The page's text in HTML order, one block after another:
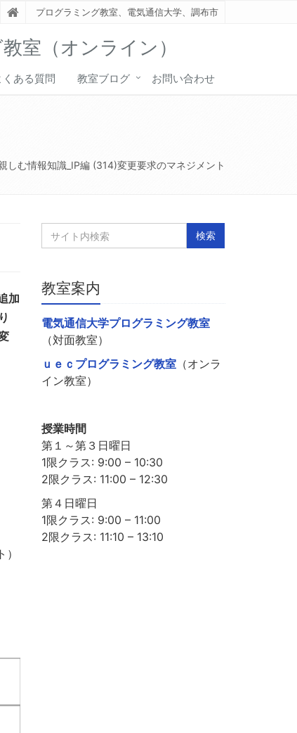
プログラミング教室、電気通信大学、調布市
室（オンライン）
くある質問 教室ブログ お問い合わせ
しむ情報知識_IP編 (314)変更要求のマネジメント
加
教室案内
電気通信大学プログラミング教室
（対面教室）
ｕｅｃプログラミング教室（オンラ
イン教室）
授業時間
第１～第３日曜日
1限クラス: 9:00 – 10:30
2限クラス: 11:00 – 12:30
第４日曜日
1限クラス: 9:00 – 11:00
2限クラス: 11:10 – 13:10